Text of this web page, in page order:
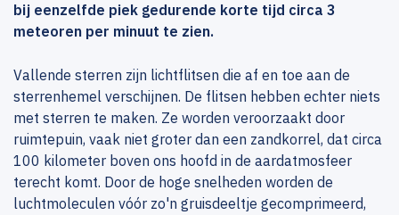
bij eenzelfde piek gedurende korte tijd circa 3
meteoren per minuut te zien.
Vallende sterren zijn lichtflitsen die af en toe aan de
sterrenhemel verschijnen. De flitsen hebben echter niets
met sterren te maken. Ze worden veroorzaakt door
ruimtepuin, vaak niet groter dan een zandkorrel, dat circa
100 kilometer boven ons hoofd in de aardatmosfeer
terecht komt. Door de hoge snelheden worden de
luchtmoleculen vóór zo'n gruisdeeltje gecomprimeerd,